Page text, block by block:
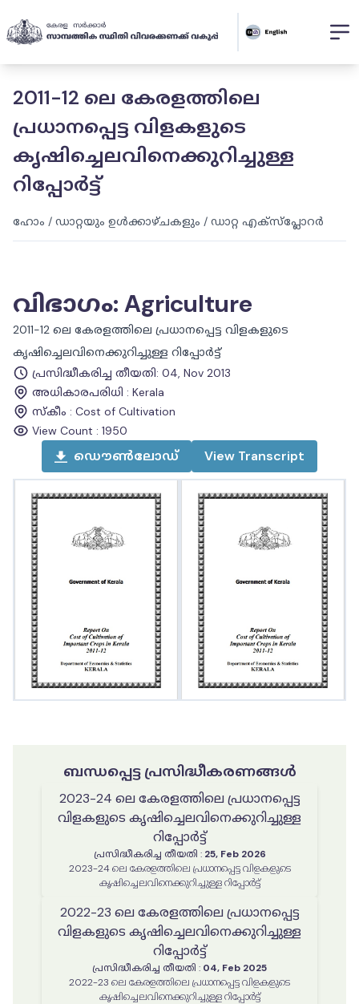
2011-12 ലെ കേരളത്തിലെ
പ്രധാനപ്പെട്ട വിളകളുടെ
കൃഷിച്ചെലവിനെക്കുറിച്ചുള്ള
റിപ്പോർട്ട്
ഹോം / ഡാറ്റയും ഉൾക്കാഴ്ചകളും / ഡാറ്റ എക്സ്പ്ലോറർ
വിഭാഗം: Agriculture
2011-12 ലെ കേരളത്തിലെ പ്രധാനപ്പെട്ട വിളകളുടെ
കൃഷിച്ചെലവിനെക്കുറിച്ചുള്ള റിപ്പോർട്ട്
പ്രസിദ്ധീകരിച്ച തീയതി: 04, Nov 2013
അധികാരപരിധി : Kerala
സ്കീം : Cost of Cultivation
View Count : 1950
ഡൌൺലോഡ് View Transcript
ബന്ധപ്പെട്ട പ്രസിദ്ധീകരണങ്ങൾ
2023-24 ലെ കേരളത്തിലെ പ്രധാനപ്പെട്ട
വിളകളുടെ കൃഷിച്ചെലവിനെക്കുറിച്ചുള്ള
റിപ്പോർട്ട്
പ്രസിദ്ധീകരിച്ച തീയതി : 25, Feb 2026
2023-24 ലെ കേരളത്തിലെ പ്രധാനപ്പെട്ട വിളകളുടെ
കൃഷിച്ചെലവിനെക്കുറിച്ചുള്ള റിപ്പോർട്ട്
2022-23 ലെ കേരളത്തിലെ പ്രധാനപ്പെട്ട
വിളകളുടെ കൃഷിച്ചെലവിനെക്കുറിച്ചുള്ള
റിപ്പോർട്ട്
പ്രസിദ്ധീകരിച്ച തീയതി : 04, Feb 2025
2022-23 ലെ കേരളത്തിലെ പ്രധാനപ്പെട്ട വിളകളുടെ
കൃഷിച്ചെലവിനെക്കുറിച്ചുള്ള റിപ്പോർട്ട്